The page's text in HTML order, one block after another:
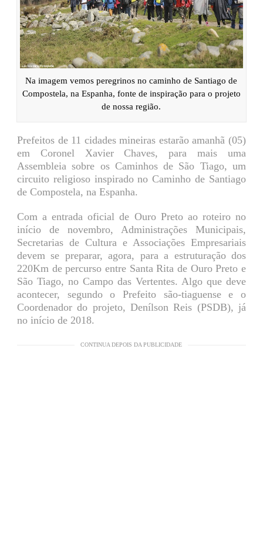
Na imagem vemos peregrinos no caminho de Santiago de
Compostela, na Espanha, fonte de inspiração para o projeto
de nossa região.
Prefeitos de 11 cidades mineiras estarão amanhã (05)
em Coronel Xavier Chaves, para mais uma
Assembleia sobre os Caminhos de São Tiago, um
circuito religioso inspirado no Caminho de Santiago
de Compostela, na Espanha.
Com a entrada oficial de Ouro Preto ao roteiro no
início de novembro, Administrações Municipais,
Secretarias de Cultura e Associações Empresariais
devem se preparar, agora, para a estruturação dos
220Km de percurso entre Santa Rita de Ouro Preto e
São Tiago, no Campo das Vertentes. Algo que deve
acontecer, segundo o Prefeito são-tiaguense e o
Coordenador do projeto, Denílson Reis (PSDB), já
no início de 2018.
CONTINUA DEPOIS DA PUBLICIDADE